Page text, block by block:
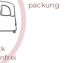
Verpackung